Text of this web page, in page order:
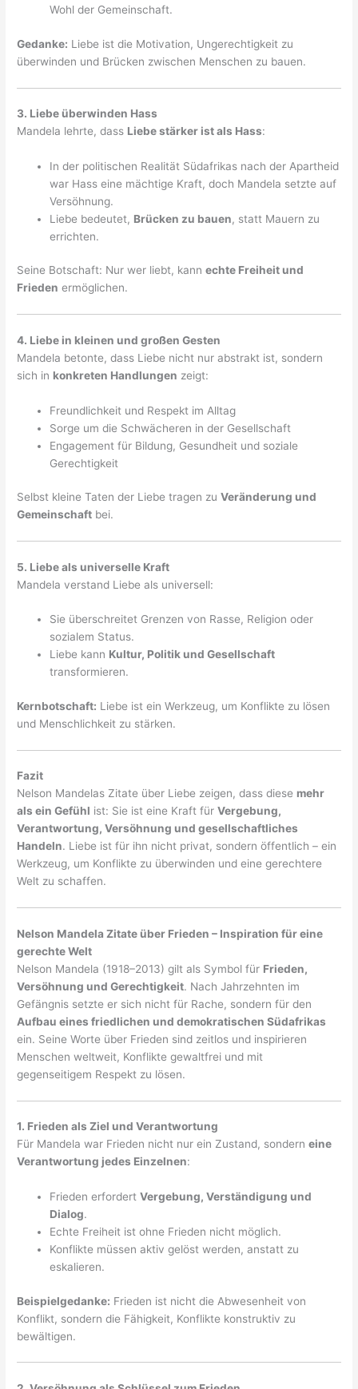
Wohl der Gemeinschaft.
Gedanke: Liebe ist die Motivation, Ungerechtigkeit zu
überwinden und Brücken zwischen Menschen zu bauen.
3. Liebe überwinden Hass
Mandela lehrte, dass Liebe stärker ist als Hass:
In der politischen Realität Südafrikas nach der Apartheid
war Hass eine mächtige Kraft, doch Mandela setzte auf
Versöhnung.
Liebe bedeutet, Brücken zu bauen, statt Mauern zu
errichten.
Seine Botschaft: Nur wer liebt, kannechte Freiheit und
Frieden ermöglichen.
4. Liebe in kleinen und großen Gesten
Mandela betonte, dass Liebe nicht nur abstrakt ist, sondern
sich in konkreten Handlungen zeigt:
Freundlichkeit und Respekt im Alltag
Sorge um die Schwächeren in der Gesellschaft
Engagement für Bildung, Gesundheit und soziale
Gerechtigkeit
Selbst kleine Taten der Liebe tragen zuVeränderung und
Gemeinschaft bei.
5. Liebe als universelle Kraft
Mandela verstand Liebe als universell:
Sie überschreitet Grenzen von Rasse, Religion oder
sozialem Status.
Liebe kann Kultur, Politik und Gesellschaft
transformieren.
Kernbotschaft: Liebe ist ein Werkzeug, um Konflikte zu lösen
und Menschlichkeit zu stärken.
Fazit
Nelson Mandelas Zitate über Liebe zeigen, dass diese mehr
als ein Gefühl ist: Sie ist eine Kraft fürVergebung,
Verantwortung, Versöhnung und gesellschaftliches
Handeln. Liebe ist für ihn nicht privat, sondern öffentlich – ein
Werkzeug, um Konflikte zu überwinden und eine gerechtere
Welt zu schaffen.
Nelson Mandela Zitate über Frieden – Inspiration für eine
gerechte Welt
Nelson Mandela (1918–2013) gilt als Symbol für Frieden,
Versöhnung und Gerechtigkeit. Nach Jahrzehnten im
Gefängnis setzte er sich nicht für Rache, sondern für den
Aufbau eines friedlichen und demokratischen Südafrikas
ein. Seine Worte über Frieden sind zeitlos und inspirieren
Menschen weltweit, Konflikte gewaltfrei und mit
gegenseitigem Respekt zu lösen.
1. Frieden als Ziel und Verantwortung
Für Mandela war Frieden nicht nur ein Zustand, sonderneine
Verantwortung jedes Einzelnen:
Frieden erfordertVergebung, Verständigung und
Dialog.
Echte Freiheit ist ohne Frieden nicht möglich.
Konflikte müssen aktiv gelöst werden, anstatt zu
eskalieren.
Beispielgedanke: Frieden ist nicht die Abwesenheit von
Konflikt, sondern die Fähigkeit, Konflikte konstruktiv zu
bewältigen.